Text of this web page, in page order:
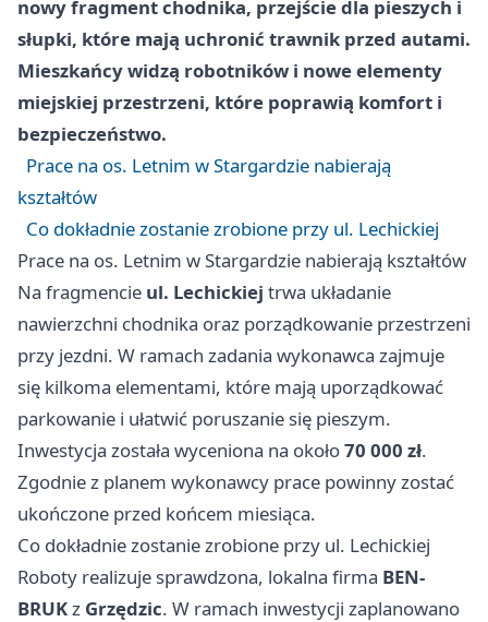
nowy fragment chodnika, przejście dla pieszych i
słupki, które mają uchronić trawnik przed autami.
Mieszkańcy widzą robotników i nowe elementy
miejskiej przestrzeni, które poprawią komfort i
bezpieczeństwo.
Prace na os. Letnim w Stargardzie nabierają
kształtów
Co dokładnie zostanie zrobione przy ul. Lechickiej
Prace na os. Letnim w Stargardzie nabierają kształtów
Na fragmencie ul. Lechickiej trwa układanie
nawierzchni chodnika oraz porządkowanie przestrzeni
przy jezdni. W ramach zadania wykonawca zajmuje
się kilkoma elementami, które mają uporządkować
parkowanie i ułatwić poruszanie się pieszym.
Inwestycja została wyceniona na około70 000 zł.
Zgodnie z planem wykonawcy prace powinny zostać
ukończone przed końcem miesiąca.
Co dokładnie zostanie zrobione przy ul. Lechickiej
Roboty realizuje sprawdzona, lokalna firma BEN-
BRUKz Grzędzic. W ramach inwestycji zaplanowano